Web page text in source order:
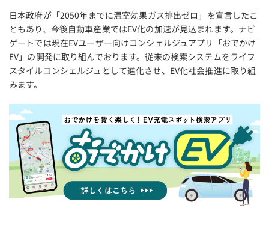
日本政府が「2050年までに温室効果ガス排出ゼロ」を宣言したこ
ともあり、今後自動車産業ではEV化の加速が見込まれます。ナビ
ゲートでは現在EVユーザー向けコンシェルジュアプリ「おでかけ
EV」の開発に取り組んでおります。従来の検索システムをライフ
スタイルコンシェルジュとして進化させ、EV化社会推進に取り組
みます。